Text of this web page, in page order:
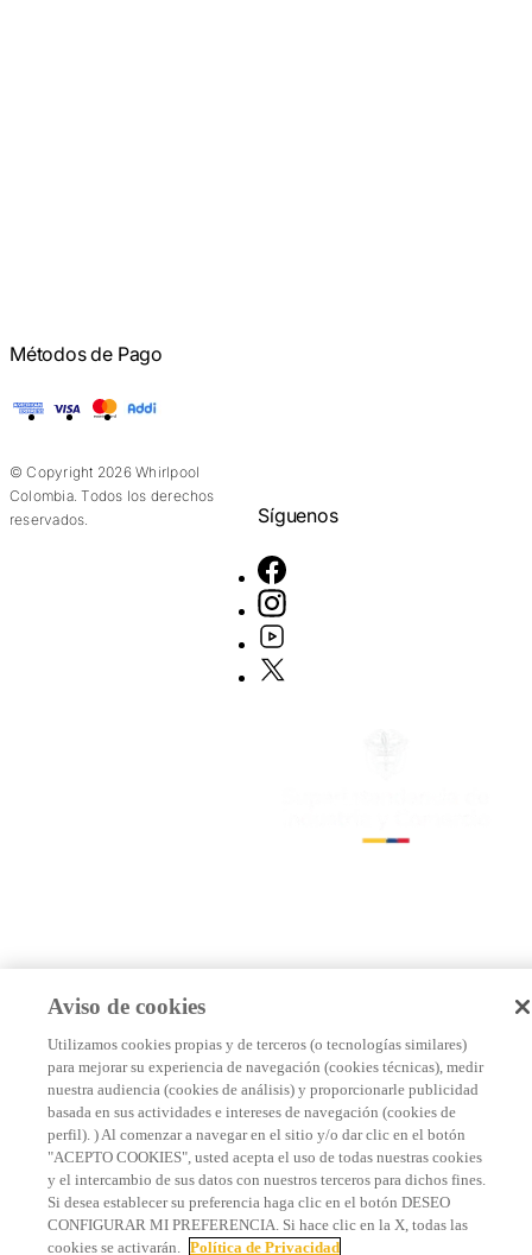
Métodos de Pago
American Express
Visa Mastercard
© Copyright 2026 Whirlpool
Colombia. Todos los derechos
reservados.
Síguenos
Aviso de cookies
Utilizamos cookies propias y de terceros (o tecnologías similares)
para mejorar su experiencia de navegación (cookies técnicas), medir
nuestra audiencia (cookies de análisis) y proporcionarle publicidad
basada en sus actividades e intereses de navegación (cookies de
perfil). ) Al comenzar a navegar en el sitio y/o dar clic en el botón
"ACEPTO COOKIES", usted acepta el uso de todas nuestras cookies
y el intercambio de sus datos con nuestros terceros para dichos fines.
Si desea establecer su preferencia haga clic en el botón DESEO
CONFIGURAR MI PREFERENCIA. Si hace clic en la X, todas las
cookies se activarán. Política de Privacidad